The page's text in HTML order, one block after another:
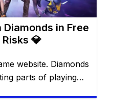
in Free
💎
website. Diamonds
parts of playing